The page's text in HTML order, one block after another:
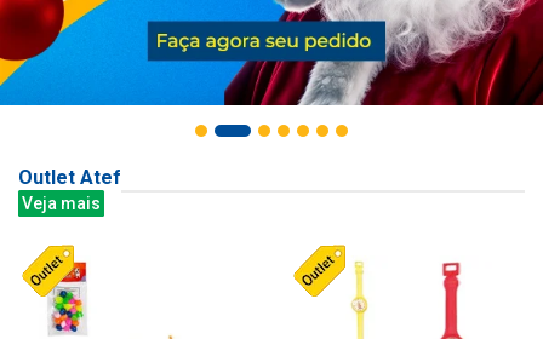
Outlet Atef
Veja mais